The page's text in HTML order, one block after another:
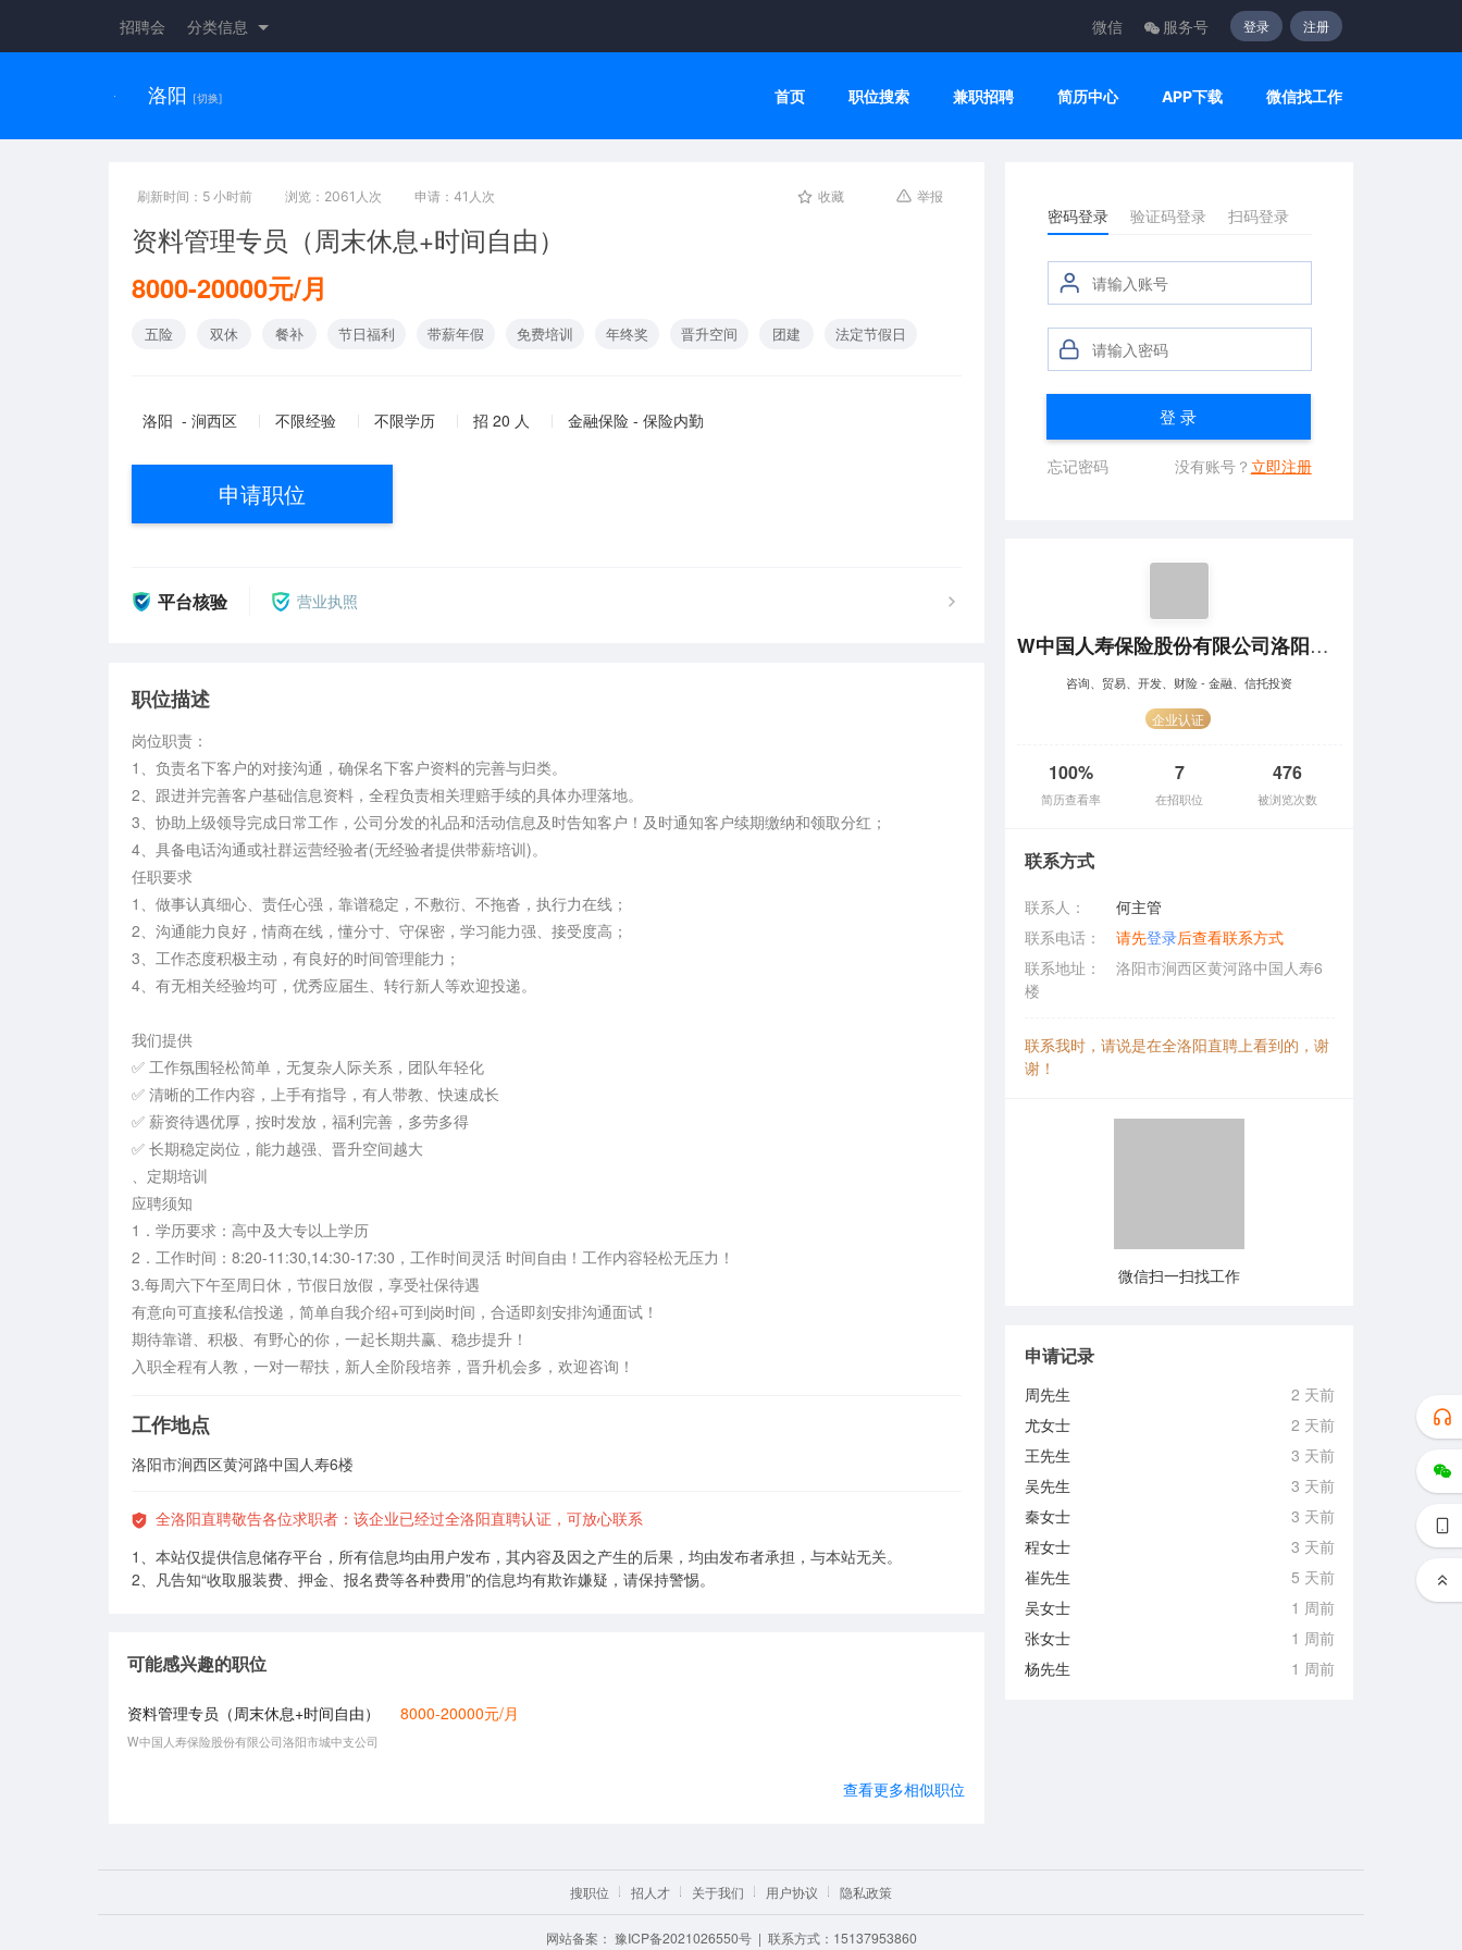
招聘会 分类信息 微信 服务号 登录 注册
洛阳 [切换] 首页 职位搜索 兼职招聘 简历中心 APP下载 微信找工作
刷新时间：5 小时前 浏览：2061人次 申请：41人次 收藏 举报
资料管理专员（周末休息+时间自由）
8000-20000元/月
五险 双休 餐补 节日福利 带薪年假 免费培训 年终奖 晋升空间 团建 法定节假日
洛阳 - 涧西区 不限经验 不限学历 招 20 人 金融保险 - 保险内勤
申请职位
平台核验 营业执照
职位描述
岗位职责：
1、负责名下客户的对接沟通，确保名下客户资料的完善与归类。
2、跟进并完善客户基础信息资料，全程负责相关理赔手续的具体办理落地。
3、协助上级领导完成日常工作，公司分发的礼品和活动信息及时告知客户！及时通知客户续期缴纳和领取分红；
4、具备电话沟通或社群运营经验者(无经验者提供带薪培训)。
任职要求
1、做事认真细心、责任心强，靠谱稳定，不敷衍、不拖沓，执行力在线；
2、沟通能力良好，情商在线，懂分寸、守保密，学习能力强、接受度高；
3、工作态度积极主动，有良好的时间管理能力；
4、有无相关经验均可，优秀应届生、转行新人等欢迎投递。
我们提供
✅ 工作氛围轻松简单，无复杂人际关系，团队年轻化
✅ 清晰的工作内容，上手有指导，有人带教、快速成长
✅ 薪资待遇优厚，按时发放，福利完善，多劳多得
✅ 长期稳定岗位，能力越强、晋升空间越大
、定期培训
应聘须知
1．学历要求：高中及大专以上学历
2．工作时间：8:20-11:30,14:30-17:30，工作时间灵活 时间自由！工作内容轻松无压力！
3.每周六下午至周日休，节假日放假，享受社保待遇
有意向可直接私信投递，简单自我介绍+可到岗时间，合适即刻安排沟通面试！
期待靠谱、积极、有野心的你，一起长期共赢、稳步提升！
入职全程有人教，一对一帮扶，新人全阶段培养，晋升机会多，欢迎咨询！
工作地点
洛阳市涧西区黄河路中国人寿6楼
全洛阳直聘敬告各位求职者：该企业已经过全洛阳直聘认证，可放心联系
1、本站仅提供信息储存平台，所有信息均由用户发布，其内容及因之产生的后果，均由发布者承担，与本站无关。
2、凡告知“收取服装费、押金、报名费等各种费用”的信息均有欺诈嫌疑，请保持警惕。
可能感兴趣的职位
资料管理专员（周末休息+时间自由） 8000-20000元/月
W中国人寿保险股份有限公司洛阳市城中支公司
查看更多相似职位
密码登录 验证码登录 扫码登录
登 录
忘记密码 没有账号？ 立即注册
W中国人寿保险股份有限公司洛阳市城中支公司
咨询、贸易、开发、财险 - 金融、信托投资
企业认证
100%
简历查看率
7
在招职位
476
被浏览次数
联系方式
联系人：
何主管
联系电话：
请先登录后查看联系方式
联系地址：
洛阳市涧西区黄河路中国人寿6
楼
联系我时，请说是在全洛阳直聘上看到的，谢
谢！
微信扫一扫找工作
申请记录
周先生
2 天前
尤女士
2 天前
王先生
3 天前
吴先生
3 天前
秦女士
3 天前
程女士
3 天前
崔先生
5 天前
吴女士
1 周前
张女士
1 周前
杨先生
1 周前
搜职位 招人才 关于我们 用户协议 隐私政策
网站备案： 豫ICP备2021026550号| 联系方式：15137953860